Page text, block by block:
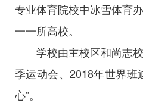
专业体育院校中冰雪体育
一一所高校。
学校由主校区和尚志
季运动会、2018年世界班
心”。